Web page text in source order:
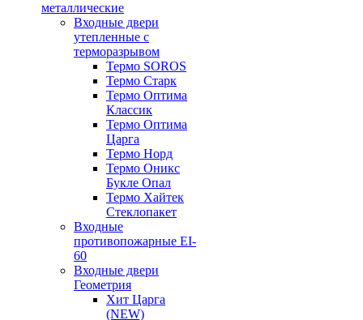
металлические
Входные двери
утепленные с
терморазрывом
Термо SOROS
Термо Старк
Термо Оптима
Классик
Термо Оптима
Царга
Термо Норд
Термо Оникс
Букле Опал
Термо Хайтек
Стеклопакет
Входные
противопожарные EI-
60
Входные двери
Геометрия
Хит Царга
(NEW)